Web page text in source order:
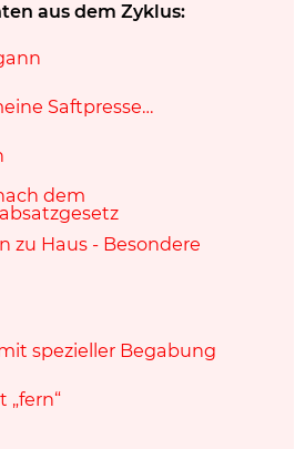
aus dem Zyklus:
Saftpresse…
dem
zu Haus - Besondere
spezieller Begabung
„fern“